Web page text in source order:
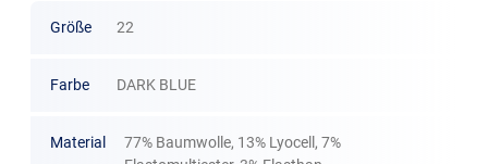
Größe 22
Farbe DARK BLUE
Material
77% Baumwolle, 13% Lyocell, 7%